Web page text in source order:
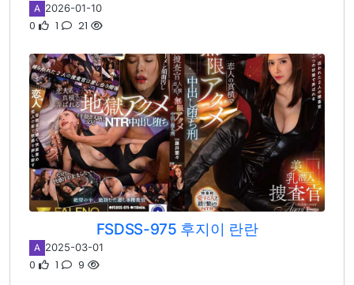
A 2026-01-10
0 1 21
FSDSS-975 후지이 란란
A 2025-03-01
0 1 9